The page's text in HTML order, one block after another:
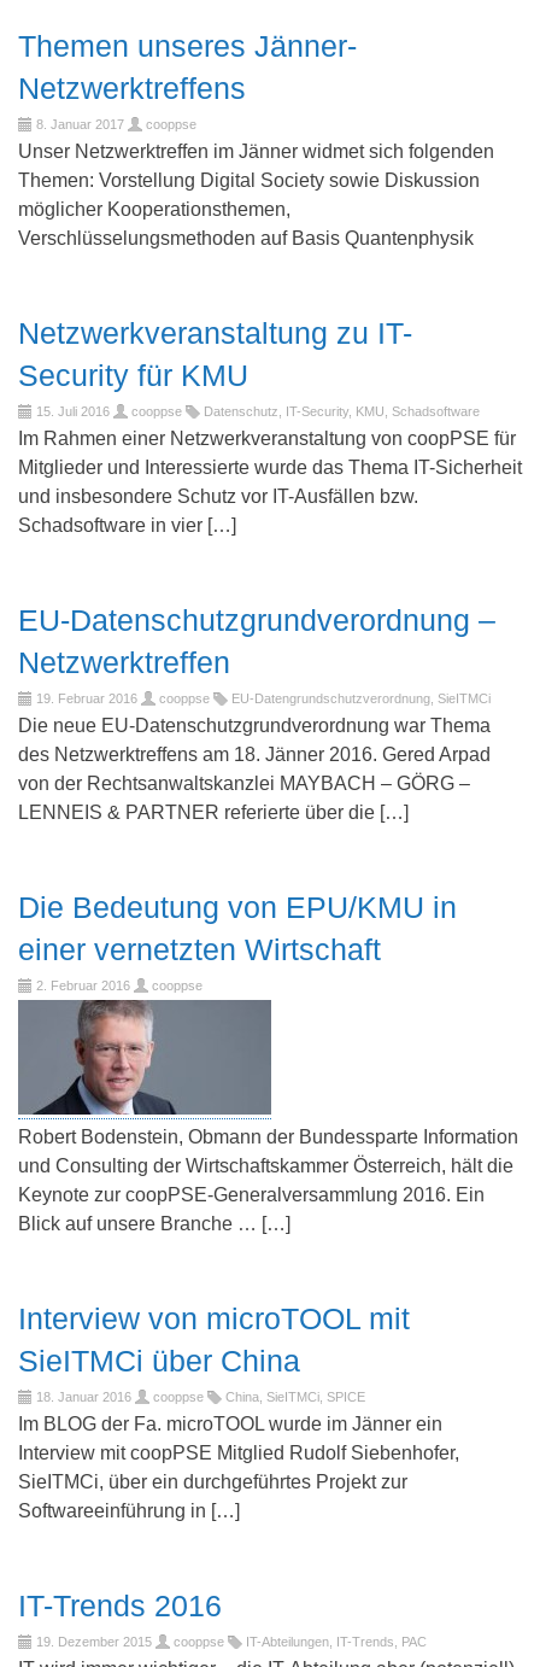
Themen unseres Jänner-
Netzwerktreffens
8. Januar 2017 cooppse
Unser Netzwerktreffen im Jänner widmet sich folgenden
Themen: Vorstellung Digital Society sowie Diskussion
möglicher Kooperationsthemen,
Verschlüsselungsmethoden auf Basis Quantenphysik
Netzwerkveranstaltung zu IT-
Security für KMU
15. Juli 2016 cooppse Datenschutz IT-Security, KMU Schadsoftware
Im Rahmen einer Netzwerkveranstaltung von coopPSE für
Mitglieder und Interessierte wurde das Thema IT-Sicherheit
und insbesondere Schutz vor IT-Ausfällen bzw.
Schadsoftware in vier […]
EU-Datenschutzgrundverordnung –
Netzwerktreffen
19. Februar 2016 cooppse EU-Datengrundschutzverordnung SieITMCi
Die neue EU-Datenschutzgrundverordnung war Thema
des Netzwerktreffens am 18. Jänner 2016. Gered Arpad
von der Rechtsanwaltskanzlei MAYBACH – GÖRG –
LENNEIS & PARTNER referierte über die […]
Die Bedeutung von EPU/KMU in
einer vernetzten Wirtschaft
2. Februar 2016 cooppse
Robert Bodenstein, Obmann der Bundessparte Information
und Consulting der Wirtschaftskammer Österreich, hält die
Keynote zur coopPSE-Generalversammlung 2016. Ein
Blick auf unsere Branche … […]
Interview von microTOOL mit
SieITMCi über China
18. Januar 2016 cooppse China SieITMCi SPICE
Im BLOG der Fa. microTOOL wurde im Jänner ein
Interview mit coopPSE Mitglied Rudolf Siebenhofer,
SieITMCi, über ein durchgeführtes Projekt zur
Softwareeinführung in […]
IT-Trends 2016
19. Dezember 2015 cooppse IT-Abteilungen IT-Trends PAC